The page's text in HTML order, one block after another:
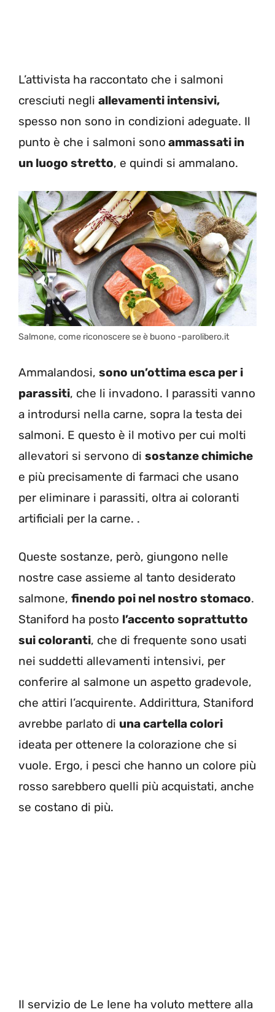
L’attivista ha raccontato che i salmoni
cresciuti negli allevamenti intensivi,
spesso non sono in condizioni adeguate. Il
punto è che i salmoni sono ammassati in
un luogo stretto, e quindi si ammalano.
Salmone, come riconoscere se è buono -parolibero.it
Ammalandosi, sono un’ottima esca per i
parassiti, che li invadono. I parassiti vanno
a introdursi nella carne, sopra la testa dei
salmoni. E questo è il motivo per cui molti
allevatori si servono di sostanze chimiche
e più precisamente di farmaci che usano
per eliminare i parassiti, oltra ai coloranti
artificiali per la carne. .
Queste sostanze, però, giungono nelle
nostre case assieme al tanto desiderato
salmone, finendo poi nel nostro stomaco.
Staniford ha posto l’accento soprattutto
sui coloranti, che di frequente sono usati
nei suddetti allevamenti intensivi, per
conferire al salmone un aspetto gradevole,
che attiri l’acquirente. Addirittura, Staniford
avrebbe parlato di una cartella colori
ideata per ottenere la colorazione che si
vuole. Ergo, i pesci che hanno un colore più
rosso sarebbero quelli più acquistati, anche
se costano di più.
Il servizio de Le Iene ha voluto mettere alla